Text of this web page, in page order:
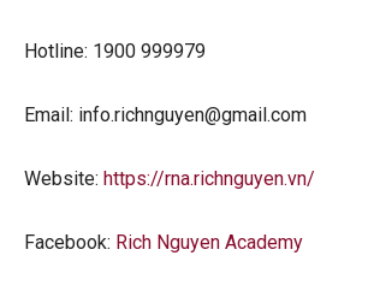
Hotline: 1900 999979
Email: info.richnguyen@gmail.com
Website: https://rna.richnguyen.vn/
Facebook: Rich Nguyen Academy